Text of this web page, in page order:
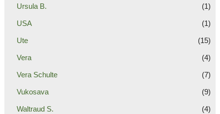
Ursula B. (1)
USA (1)
Ute (15)
Vera (4)
Vera Schulte (7)
Vukosava (9)
Waltraud S. (4)